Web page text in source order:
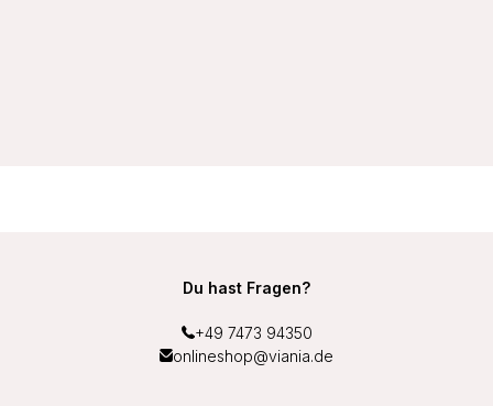
Du hast Fragen?
+49 7473 94350
onlineshop@viania.de